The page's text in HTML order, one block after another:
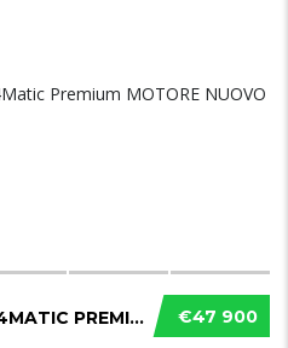
€47 900
MERCEDES – GLE – 300 D 4MATIC PREMIUM MOTORE NUOVO